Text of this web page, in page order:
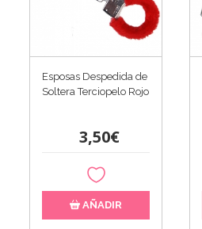
Esposas Despedida de
Soltera Terciopelo Rojo
3,50€
AÑADIR